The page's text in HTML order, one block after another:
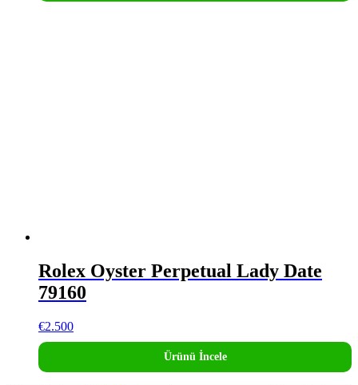
Rolex Oyster Perpetual Lady Date
79160
€2.500
Ürünü İncele